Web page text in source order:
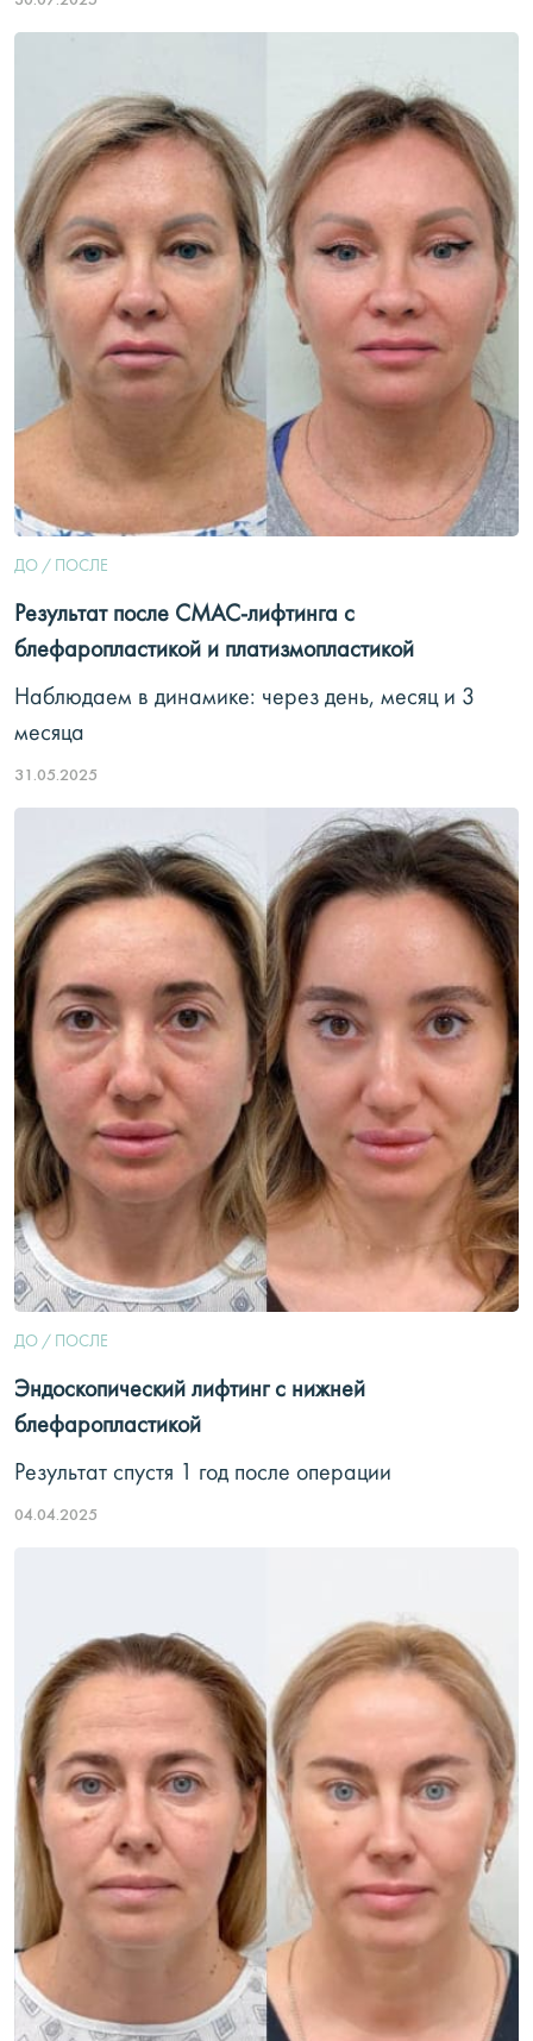
ДО / ПОСЛЕ
Результат после СМАС-лифтинга с
блефаропластикой и платизмопластикой
Наблюдаем в динамике: через день, месяц и 3
месяца
31.05.2025
ДО / ПОСЛЕ
Эндоскопический лифтинг с нижней
блефаропластикой
Результат спустя 1 год после операции
04.04.2025